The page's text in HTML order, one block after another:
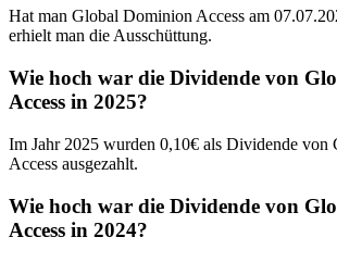
Hat man Global Dominion Access am
erhielt man die Ausschüttung.
Wie hoch war die Dividende von
Access in 2025?
Im Jahr 2025 wurden 0,10€ als Dividende von
Access ausgezahlt.
Wie hoch war die Dividende von
Access in 2024?